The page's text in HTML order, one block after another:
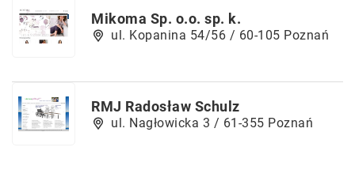
Mikoma Sp. o.o. sp. k.
ul. Kopanina 54/56 / 60-105 Poznań
RMJ Radosław Schulz
ul. Nagłowicka 3 / 61-355 Poznań